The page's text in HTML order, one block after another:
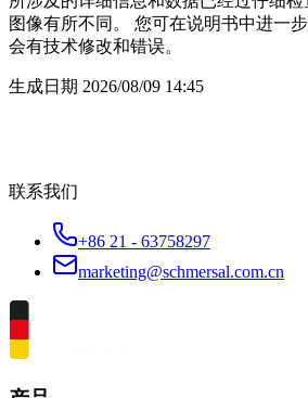
图像有所不同。 您可在说明书中进一
会有技术修改和错误。
生成日期 2026/08/09 14:45
联系我们
+86 21 - 63758297
marketing@schmersal.com.cn